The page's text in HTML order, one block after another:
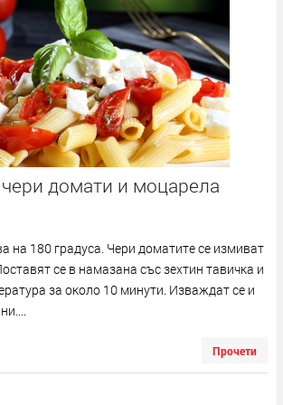
домати и моцарела
на 180 градуса. Чери доматите се измиват
се в намазана със зехтин тавичка и
за около 10 минути. Изваждат се и
Прочети